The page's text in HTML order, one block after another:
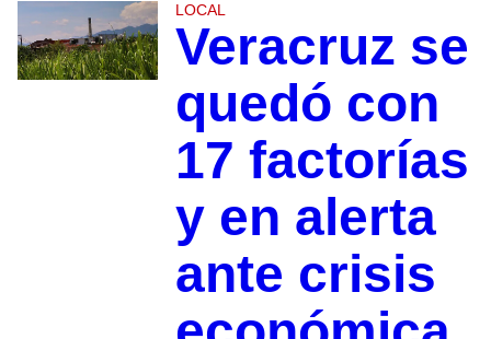
LOCAL
Veracruz se
quedó con
17 factorías
y en alerta
ante crisis